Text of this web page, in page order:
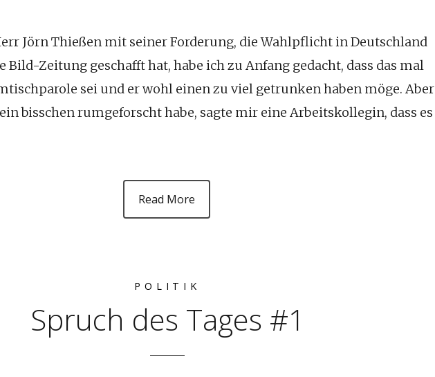
Jörn Thießen mit seiner Forderung, die Wahlpflicht in Deutschland
Bild-Zeitung geschafft hat, habe ich zu Anfang gedacht, dass das mal
sei und er wohl einen zu viel getrunken haben möge. Aber
bisschen rumgeforscht habe, sagte mir eine Arbeitskollegin, dass es
Read More
POLITIK
Spruch des Tages #1